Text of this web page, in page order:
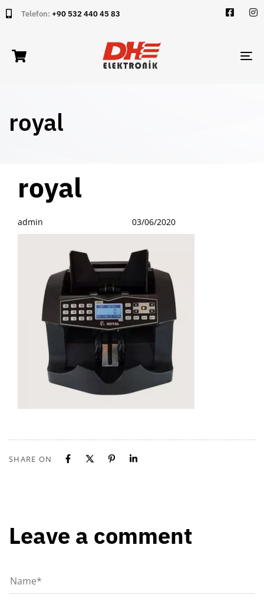
Telefon: +90 532 440 45 83
royal
IN:
royal
admin
on:
03/06/2020
SHARE ON
Leave a comment